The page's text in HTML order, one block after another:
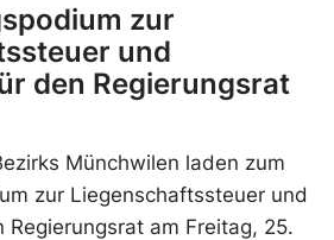
zur
und
den Regierungsrat
Münchwilen laden zum
zur Liegenschaftssteuer und
Regierungsrat am Freitag, 25.